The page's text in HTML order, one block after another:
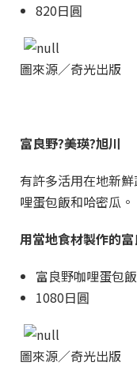
820日圓
圖來源／奇光出版
富良野?美瑛?旭川
有許多活用在地新
哩蛋包飯和哈密瓜。
用當地食材製作的
富良野咖哩蛋包飯
1080日圓
圖來源／奇光出版